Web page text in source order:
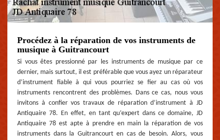
Procédez à la réparation de vos instruments de
musique à Guitrancourt
Si vous êtes pressionné par les instruments de musique par ce
dernier, mais surtout, il est préférable que vous ayez un réparateur
d’instrument fiable à qui vous pourriez se fier au cas où vos
instruments rencontrent des problèmes. Dans ce cas, nous vous
invitons à confier vos travaux de réparation d’instrument à JD
Antiquaire 78. En effet, en tant qu’expert dans ce domaine, JD
Antiquaire 78 est apte à prendre en main la réparation de vos
instruments dans la Guitrancourt en cas de besoin. Alors, vous